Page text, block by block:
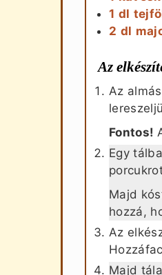
1 dl
2 dl
Az
Az
Fontos!
Egy
Majd
hozzá,
Az
Majd